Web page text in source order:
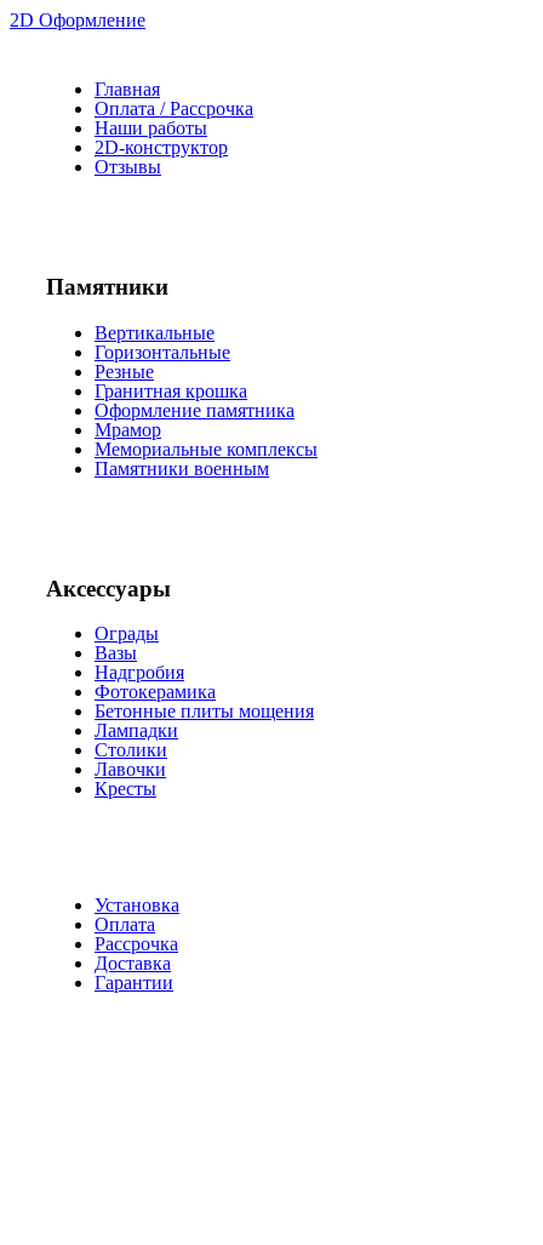
2D Оформление
Главная
Оплата / Рассрочка
Наши работы
2D-конструктор
Отзывы
Памятники
Вертикальные
Горизонтальные
Резные
Гранитная крошка
Оформление памятника
Мрамор
Мемориальные комплексы
Памятники военным
Аксессуары
Ограды
Вазы
Надгробия
Фотокерамика
Бетонные плиты мощения
Лампадки
Столики
Лавочки
Кресты
Установка
Оплата
Рассрочка
Доставка
Гарантии